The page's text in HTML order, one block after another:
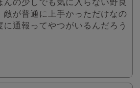
んの少しでも気に入らない野良
敵が普通に上手かっただけなの
に通報ってやつがいるんだろう